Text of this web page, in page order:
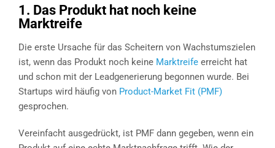
1. Das Produkt hat noch keine
Marktreife
Die erste Ursache für das Scheitern von Wachstumszielen
ist, wenn das Produkt noch keine Marktreife erreicht hat
und schon mit der Leadgenerierung begonnen wurde. Bei
Startups wird häufig von Product-Market Fit (PMF)
gesprochen.
Vereinfacht ausgedrückt, ist PMF dann gegeben, wenn ein